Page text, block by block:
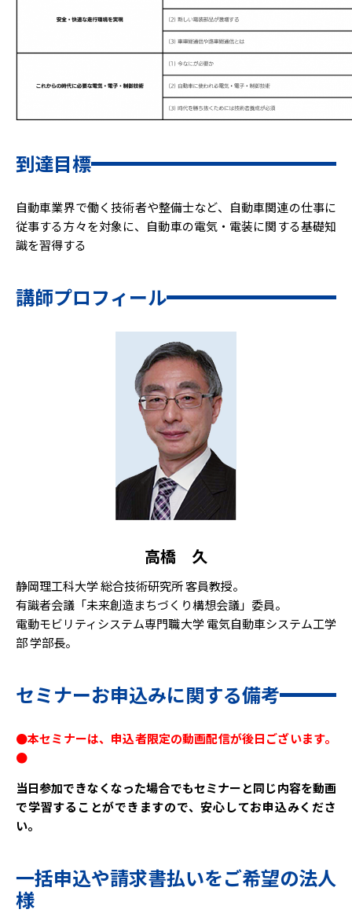
到達目標
自動車業界で働く技術者や整備士など、自動車関連の仕事に
従事する方々を対象に、自動車の電気・電装に関する基礎知
識を習得する
講師プロフィール
高橋 久
静岡理工科大学 総合技術研究所 客員教授。
有識者会議「未来創造まちづくり構想会議」委員。
電動モビリティシステム専門職大学 電気自動車システム工学
部 学部長。
セミナーお申込みに関する備考
●本セミナーは、申込者限定の動画配信が後日ございます。
●
当日参加できなくなった場合でもセミナーと同じ内容を動画
で学習することができますので、安心してお申込みくださ
い。
一括申込や請求書払いをご希望の法人
様